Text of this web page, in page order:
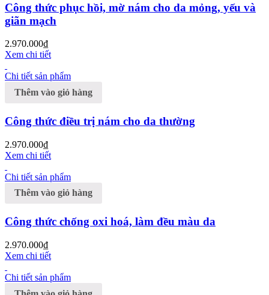
Công thức phục hồi, mờ nám cho da mỏng, yếu và
giãn mạch
2.970.000₫
Xem chi tiết
Chi tiết sản phẩm
Thêm vào giỏ hàng
Công thức điều trị nám cho da thường
2.970.000₫
Xem chi tiết
Chi tiết sản phẩm
Thêm vào giỏ hàng
Công thức chống oxi hoá, làm đều màu da
2.970.000₫
Xem chi tiết
Chi tiết sản phẩm